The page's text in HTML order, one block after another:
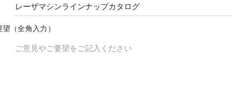
（全角入力）